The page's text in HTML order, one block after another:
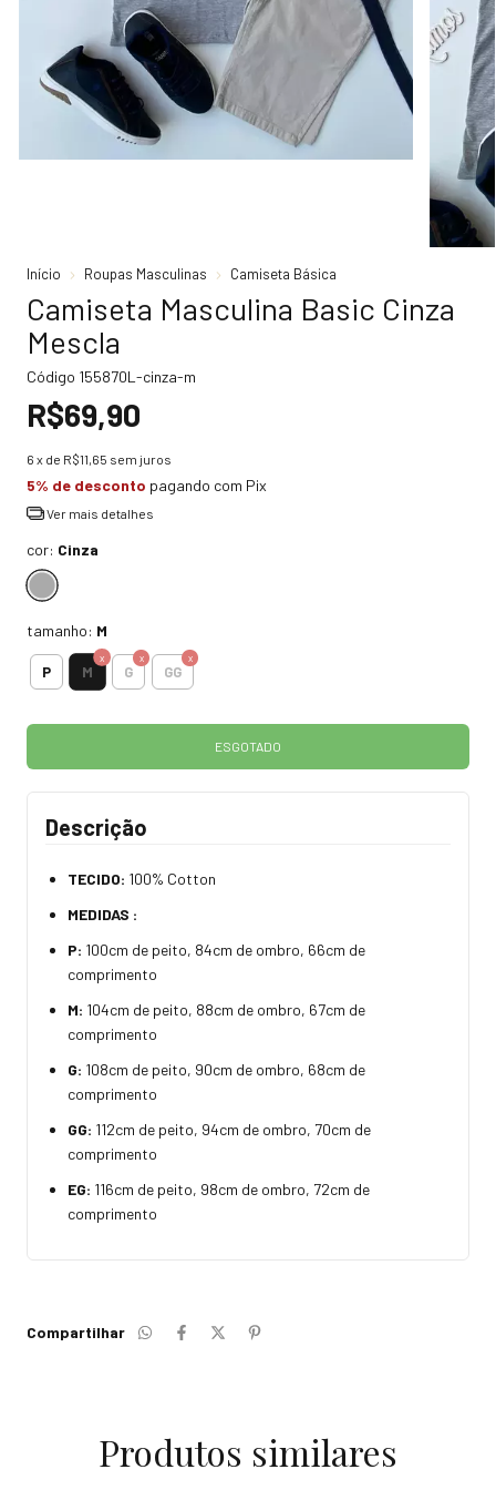
Início Roupas Masculinas Camiseta Básica
Camiseta Masculina Basic Cinza
Mescla
Código 155870L-cinza-m
R$69,90
6 x de R$11,65 sem juros
5% de desconto pagando com Pix
Ver mais detalhes
cor: Cinza
tamanho: M
P M G GG
Descrição
TECIDO: 100% Cotton
MEDIDAS :
P: 100cm de peito, 84cm de ombro, 66cm de
comprimento
M: 104cm de peito, 88cm de ombro, 67cm de
comprimento
G: 108cm de peito, 90cm de ombro, 68cm de
comprimento
GG: 112cm de peito, 94cm de ombro, 70cm de
comprimento
EG: 116cm de peito, 98cm de ombro, 72cm de
comprimento
Compartilhar
Produtos similares